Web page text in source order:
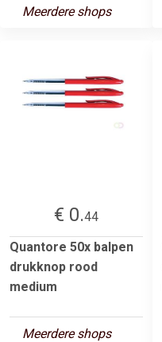
Meerdere shops
€ 0.44
Quantore 50x balpen
drukknop rood
medium
Meerdere shops